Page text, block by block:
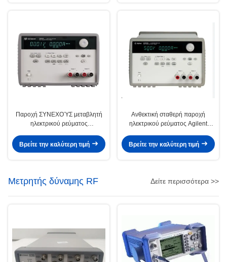
Παροχή ΣΥΝΕΧΟΎΣ μεταβλητή
ηλεκτρικού ρεύματος
Agilent E3649A Keysight 60V
0.8A 35V 1.4A 100W
Βρείτε την καλύτερη τιμή
Ανθεκτική σταθερή παροχή
ηλεκτρικού ρεύματος Agilent
Βρείτε την καλύτερη τιμή
Μετρητής δύναμης RF Δείτε περισσότερα >>